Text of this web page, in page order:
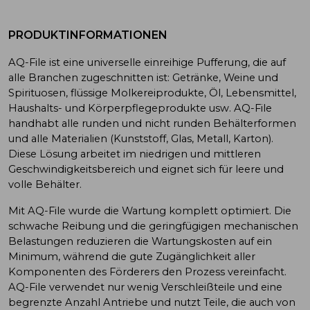
PRODUKTINFORMATIONEN
AQ-File ist eine universelle einreihige Pufferung, die auf
alle Branchen zugeschnitten ist: Getränke, Weine und
Spirituosen, flüssige Molkereiprodukte, Öl, Lebensmittel,
Haushalts- und Körperpflegeprodukte usw. AQ-File
handhabt alle runden und nicht runden Behälterformen
und alle Materialien (Kunststoff, Glas, Metall, Karton).
Diese Lösung arbeitet im niedrigen und mittleren
Geschwindigkeitsbereich und eignet sich für leere und
volle Behälter.
Mit AQ-File wurde die Wartung komplett optimiert. Die
schwache Reibung und die geringfügigen mechanischen
Belastungen reduzieren die Wartungskosten auf ein
Minimum, während die gute Zugänglichkeit aller
Komponenten des Förderers den Prozess vereinfacht.
AQ-File verwendet nur wenig Verschleißteile und eine
begrenzte Anzahl Antriebe und nutzt Teile, die auch von